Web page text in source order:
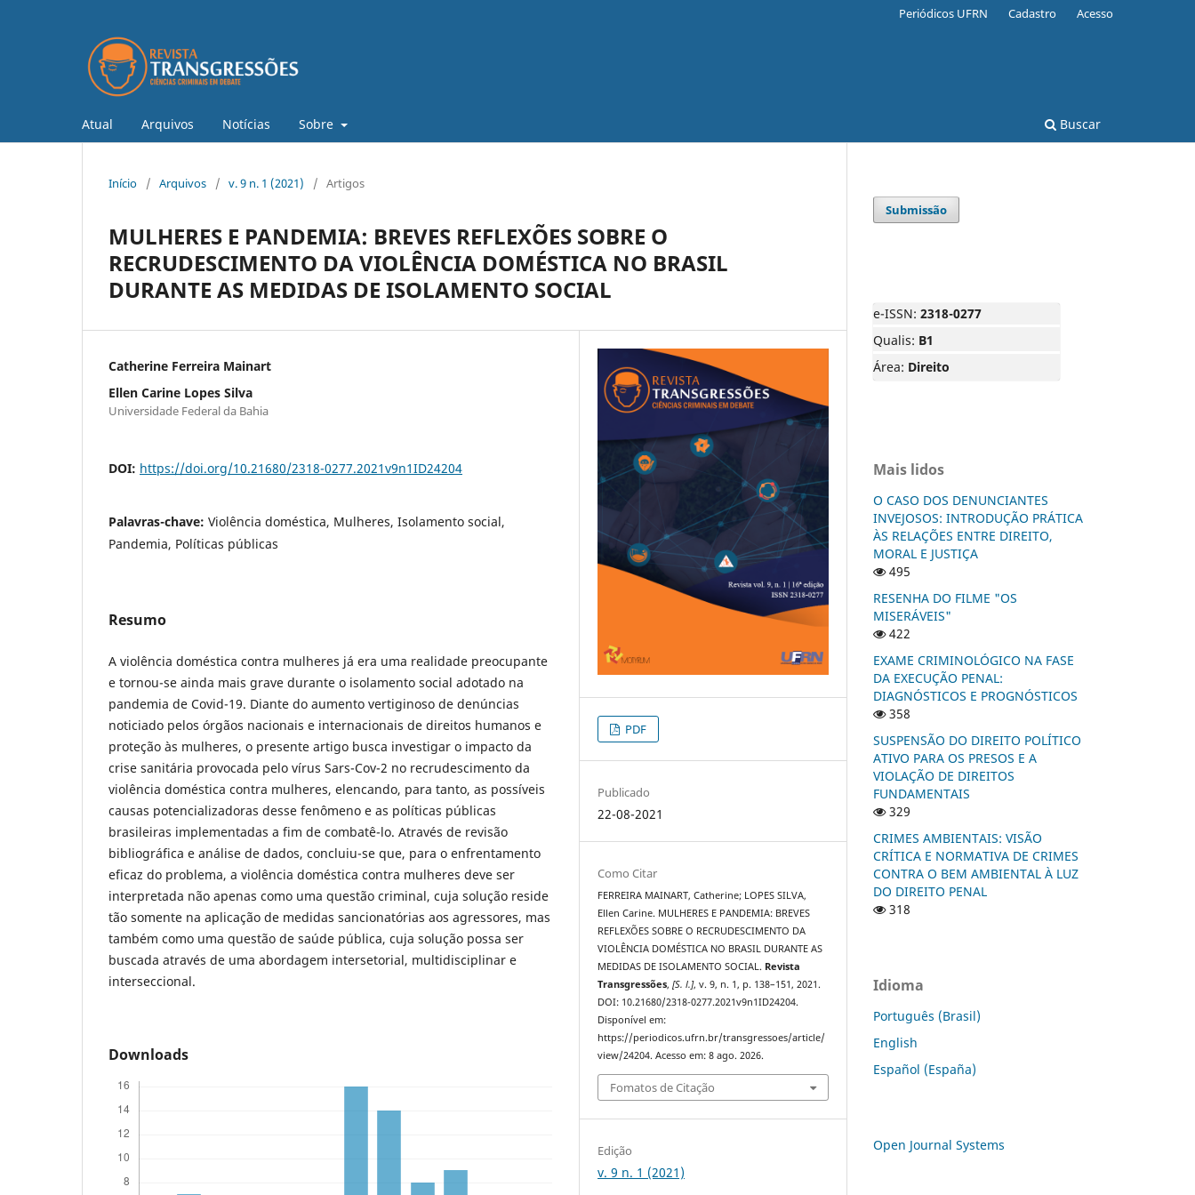
Atual Arquivos Notícias Sobre Buscar
Periódicos UFRN Cadastro Acesso
Início / Arquivos / v. 9 n. 1 (2021) / Artigos
MULHERES E PANDEMIA: BREVES REFLEXÕES SOBRE O
RECRUDESCIMENTO DA VIOLÊNCIA DOMÉSTICA NO BRASIL
DURANTE AS MEDIDAS DE ISOLAMENTO SOCIAL
Catherine Ferreira Mainart
Ellen Carine Lopes Silva
Universidade Federal da Bahia
DOI: https://doi.org/10.21680/2318-0277.2021v9n1ID24204
Palavras-chave: Violência doméstica, Mulheres, Isolamento social,
Pandemia, Políticas públicas
Resumo
A violência doméstica contra mulheres já era uma realidade preocupante
e tornou-se ainda mais grave durante o isolamento social adotado na
pandemia de Covid-19. Diante do aumento vertiginoso de denúncias
noticiado pelos órgãos nacionais e internacionais de direitos humanos e
proteção às mulheres, o presente artigo busca investigar o impacto da
crise sanitária provocada pelo vírus Sars-Cov-2 no recrudescimento da
violência doméstica contra mulheres, elencando, para tanto, as possíveis
causas potencializadoras desse fenômeno e as políticas públicas
brasileiras implementadas a fim de combatê-lo. Através de revisão
bibliográfica e análise de dados, concluiu-se que, para o enfrentamento
eficaz do problema, a violência doméstica contra mulheres deve ser
interpretada não apenas como uma questão criminal, cuja solução reside
tão somente na aplicação de medidas sancionatórias aos agressores, mas
também como uma questão de saúde pública, cuja solução possa ser
buscada através de uma abordagem intersetorial, multidisciplinar e
interseccional.
Downloads
PDF
Publicado
22-08-2021
Como Citar
FERREIRA MAINART, Catherine; LOPES SILVA,
Ellen Carine. MULHERES E PANDEMIA: BREVES
REFLEXÕES SOBRE O RECRUDESCIMENTO DA
VIOLÊNCIA DOMÉSTICA NO BRASIL DURANTE AS
MEDIDAS DE ISOLAMENTO SOCIAL. Revista
Transgressões,[S. l.], v. 9, n. 1, p. 138–151, 2021.
DOI: 10.21680/2318-0277.2021v9n1ID24204.
Disponível em:
https://periodicos.ufrn.br/transgressoes/article/
view/24204. Acesso em: 8 ago. 2026.
Fomatos de Citação
Edição
v. 9 n. 1 (2021)
Submissão
e-ISSN: 2318-0277
Qualis: B1
Área: Direito
Mais lidos
O CASO DOS DENUNCIANTES
INVEJOSOS: INTRODUÇÃO PRÁTICA
ÀS RELAÇÕES ENTRE DIREITO,
MORAL E JUSTIÇA
495
RESENHA DO FILME "OS
MISERÁVEIS"
422
EXAME CRIMINOLÓGICO NA FASE
DA EXECUÇÃO PENAL:
DIAGNÓSTICOS E PROGNÓSTICOS
358
SUSPENSÃO DO DIREITO POLÍTICO
ATIVO PARA OS PRESOS E A
VIOLAÇÃO DE DIREITOS
FUNDAMENTAIS
329
CRIMES AMBIENTAIS: VISÃO
CRÍTICA E NORMATIVA DE CRIMES
CONTRA O BEM AMBIENTAL À LUZ
DO DIREITO PENAL
318
Idioma
Português (Brasil)
English
Español (España)
Open Journal Systems